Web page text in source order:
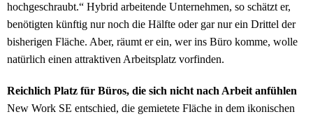
hochgeschraubt.“ Hybrid arbeitende Unternehmen, so schätzt er,
benötigten künftig nur noch die Hälfte oder gar nur ein Drittel der
bisherigen Fläche. Aber, räumt er ein, wer ins Büro komme, wolle
natürlich einen attraktiven Arbeitsplatz vorfinden.
Reichlich Platz für Büros, die sich nicht nach Arbeit anfühlen
New Work SE entschied, die gemietete Fläche in dem ikonischen